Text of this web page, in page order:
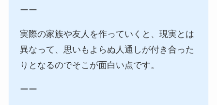
ーー
実際の家族や友人を作っていくと、現実とは
異なって、思いもよらぬ人通しが付き合った
りとなるのでそこが面白い点です。
ーー